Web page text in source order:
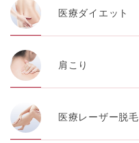
医療ダイエット
肩こり
医療レーザー脱毛